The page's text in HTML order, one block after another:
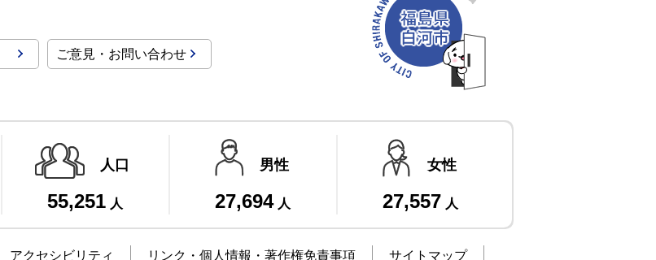
ご意見・お問い合わせ
人口
55,251 人
男性
27,694 人
女性
27,557 人
アクセシビリティ リンク・個人情報・著作権免責事項 サイトマップ